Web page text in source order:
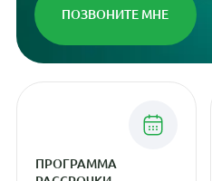
ПРОГРАММА